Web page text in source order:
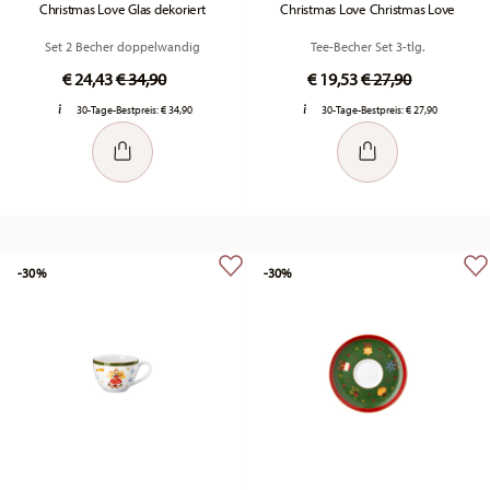
Christmas Love Glas dekoriert
Set 2 Becher doppelwandig
€ 24,43Price reduced from
€ 34,90to
30-Tage-Bestpreis:€ 34,90
Christmas Love Christmas Love
Tee-Becher Set 3-tlg.
€ 19,53Price reduced
€ 27,90to
30-Tage-Bestpreis:€ 27,90
-30% -30%